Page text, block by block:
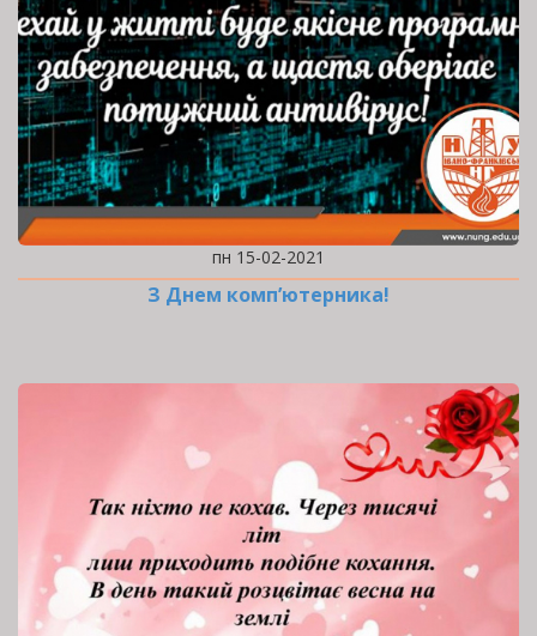
пн 15-02-2021
З Днем комп’ютерника!